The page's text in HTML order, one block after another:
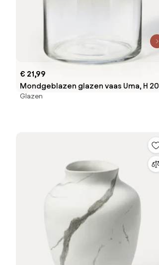
€ 21,99
Mondgeblazen glazen vaas Uma, H 20
cm
Glazen